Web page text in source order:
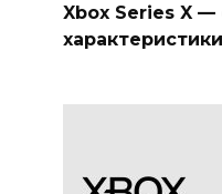
Xbox Series X —